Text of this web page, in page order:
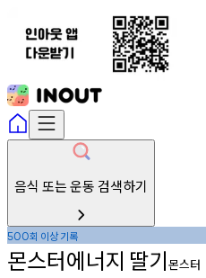
음식 또는 운동 검색하기
500회 이상기록
몬스터에너지 딸기몬스터